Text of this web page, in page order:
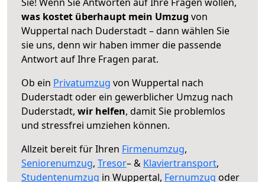
was kostet überhaupt mein Umzug von
Wuppertal nach Duderstadt – dann wählen Sie
sie uns, denn wir haben immer die passende
Antwort auf Ihre Fragen parat.
Ob ein Privatumzug von Wuppertal nach
Duderstadt oder ein gewerblicher Umzug nach
Duderstadt, wir helfen, damit Sie problemlos
und stressfrei umziehen können.
Allzeit bereit für Ihren Firmenumzug,
Seniorenumzug, Tresor– & Klaviertransport,
Studentenumzug in Wuppertal, Fernumzug oder